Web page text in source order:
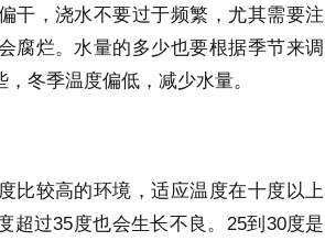
干，浇水不要过于频繁，尤其需要
腐烂。水量的多少也要根据季节来调
冬季温度偏低，减少水量。
比较高的环境，适应温度在十度以
超过35度也会生长不良。25到30度